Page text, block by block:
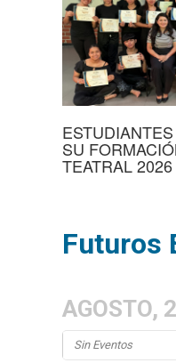
SU
TEATRAL 2026
Futuros
AGOSTO,
Sin Eventos